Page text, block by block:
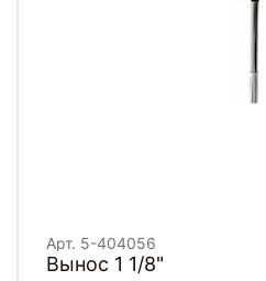
Арт. 5-404056
Вынос 1 1/8"